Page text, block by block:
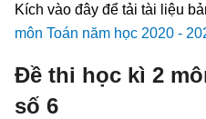
Kích vào đây để tải tài liệu
môn Toán năm học 2020 -
Đề thi học kì 2
số 6